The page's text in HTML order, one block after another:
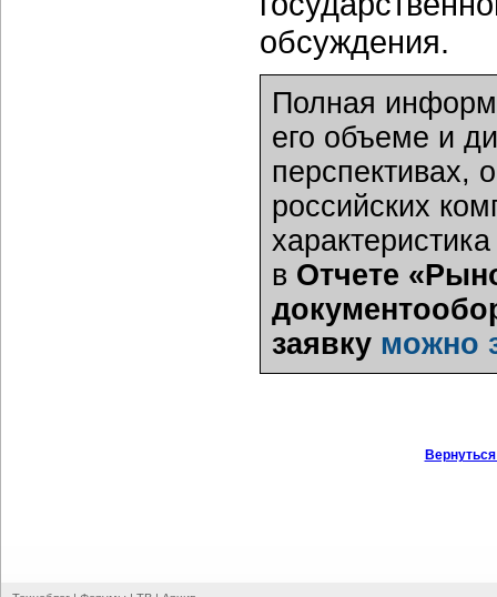
обсуждения.
Полная
его объеме и
перспективах,
российских
в Отчете
заявку можно